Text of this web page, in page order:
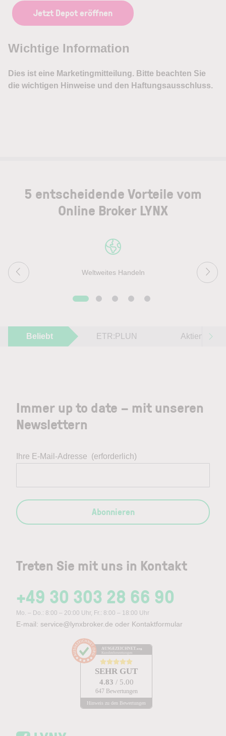
Jetzt Depot eröffnen
5 entscheidende Vorteile vom
Online Broker LYNX
Weltweites Handeln
Beliebt ETR:PLUN Aktien im
Treten Sie mit uns in Kontakt
+49 30 303 28 66 90
Mo. – Do.: 8:00 – 20:00 Uhr, Fr.: 8:00 – 18:00 Uhr
E-mail: service@lynxbroker.de oder Kontaktformular
AUSGEZEICHNET .org
Kundenbewertungen
SEHR GUT
4.83 / 5.00
647 Bewertungen
Hinweis zu den Bewertungen
Immer up to date – mit unseren
Newslettern
Ihre E-Mail-Adresse (erforderlich)
Abonnieren